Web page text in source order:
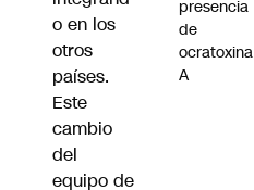
o en los
otros
países.
Este
cambio
del
equipo de
presencia
de
ocratoxina
A